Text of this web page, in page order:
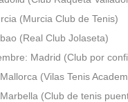
(Murcia Club de Tenis)
(Real Club Jolaseta)
Madrid (Club por
(Vilas Tenis
(Club de tenis